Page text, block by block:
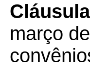
março